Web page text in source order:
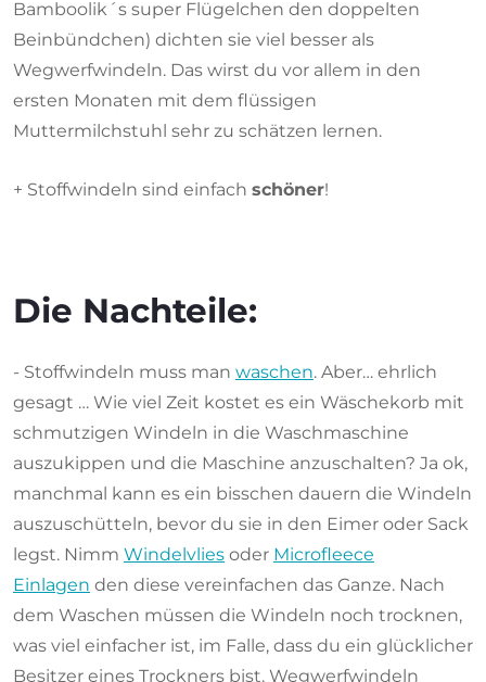
Bamboolik´s super Flügelchen den doppelten
Beinbündchen) dichten sie viel besser als
Wegwerfwindeln. Das wirst du vor allem in den
ersten Monaten mit dem flüssigen
Muttermilchstuhl sehr zu schätzen lernen.
+ Stoffwindeln sind einfach schöner!
Die Nachteile:
- Stoffwindeln muss man waschen. Aber… ehrlich
gesagt … Wie viel Zeit kostet es ein Wäschekorb mit
schmutzigen Windeln in die Waschmaschine
auszukippen und die Maschine anzuschalten? Ja ok,
manchmal kann es ein bisschen dauern die Windeln
auszuschütteln, bevor du sie in den Eimer oder Sack
legst. Nimm Windelvlies oder Microfleece
Einlagen den diese vereinfachen das Ganze. Nach
dem Waschen müssen die Windeln noch trocknen,
was viel einfacher ist, im Falle, dass du ein glücklicher
Besitzer eines Trockners bist. Wegwerfwindeln